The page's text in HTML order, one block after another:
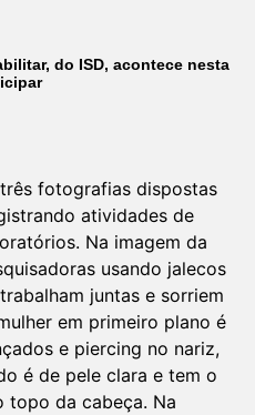
do ISD, acontece nesta